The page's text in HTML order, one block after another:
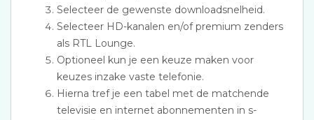
Selecteer de gewenste downloadsnelheid.
Selecteer HD-kanalen en/of premium zenders
als RTL Lounge.
Optioneel kun je een keuze maken voor
keuzes inzake vaste telefonie.
Hierna tref je een tabel met de matchende
televisie en internet abonnementen in s-